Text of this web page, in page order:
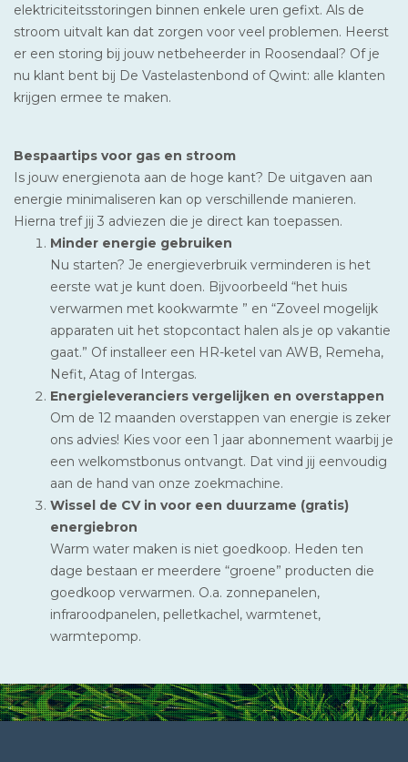
elektriciteitsstoringen binnen enkele uren gefixt. Als de
stroom uitvalt kan dat zorgen voor veel problemen. Heerst
er een storing bij jouw netbeheerder in Roosendaal? Of je
nu klant bent bij De Vastelastenbond of Qwint: alle klanten
krijgen ermee te maken.
Bespaartips voor gas en stroom
Is jouw energienota aan de hoge kant? De uitgaven aan
energie minimaliseren kan op verschillende manieren.
Hierna tref jij 3 adviezen die je direct kan toepassen.
Minder energie gebruiken
Nu starten? Je energieverbruik verminderen is het
eerste wat je kunt doen. Bijvoorbeeld “het huis
verwarmen met kookwarmte ” en “Zoveel mogelijk
apparaten uit het stopcontact halen als je op vakantie
gaat.” Of installeer een HR-ketel van AWB, Remeha,
Nefit, Atag of Intergas.
Energieleveranciers vergelijken en overstappen
Om de 12 maanden overstappen van energie is zeker
ons advies! Kies voor een 1 jaar abonnement waarbij je
een welkomstbonus ontvangt. Dat vind jij eenvoudig
aan de hand van onze zoekmachine.
Wissel de CV in voor een duurzame (gratis)
energiebron
Warm water maken is niet goedkoop. Heden ten
dage bestaan er meerdere “groene” producten die
goedkoop verwarmen. O.a. zonnepanelen,
infraroodpanelen, pelletkachel, warmtenet,
warmtepomp.